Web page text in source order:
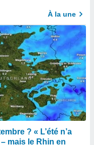
À la une
? « L’été n’a
mais le Rhin en